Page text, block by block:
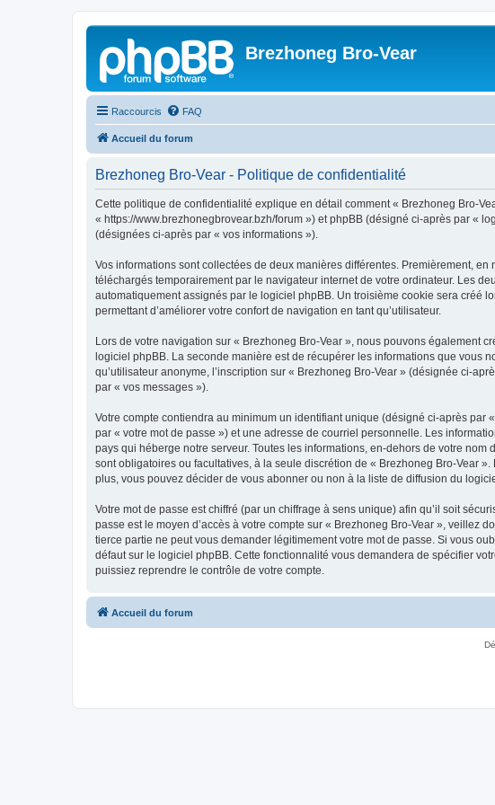
Brezhoneg Bro-Vear
Raccourcis FAQ
Accueil du forum
Brezhoneg Bro-Vear - Politique de confidentialité
Cette politique de confidentialité explique en détail comment « Brezhoneg Bro-
« https://www.brezhonegbrovear.bzh/forum ») et phpBB (désigné ci-après par «
(désignées ci-après par « vos informations »).
Vos informations sont collectées de deux manières différentes. Premièrement,
téléchargés temporairement par le navigateur internet de votre ordinateur. Les
automatiquement assignés par le logiciel phpBB. Un troisième cookie sera créé
permettant d’améliorer votre confort de navigation en tant qu’utilisateur.
Lors de votre navigation sur « Brezhoneg Bro-Vear », nous pouvons également
logiciel phpBB. La seconde manière est de récupérer les informations que
qu’utilisateur anonyme, l’inscription sur « Brezhoneg Bro-Vear » (désignée ci-
par « vos messages »).
Votre compte contiendra au minimum un identifiant unique (désigné ci-après par
par « votre mot de passe ») et une adresse de courriel personnelle. Les
pays qui héberge notre serveur. Toutes les informations, en-dehors de votre
sont obligatoires ou facultatives, à la seule discrétion de « Brezhoneg Bro-Vear
plus, vous pouvez décider de vous abonner ou non à la liste de diffusion du
Votre mot de passe est chiffré (par un chiffrage à sens unique) afin qu’il soit
passe est le moyen d’accès à votre compte sur « Brezhoneg Bro-Vear », veillez
tierce partie ne peut vous demander légitimement votre mot de passe. Si vous
défaut sur le logiciel phpBB. Cette fonctionnalité vous demandera de spécifier
puissiez reprendre le contrôle de votre compte.
Accueil du forum